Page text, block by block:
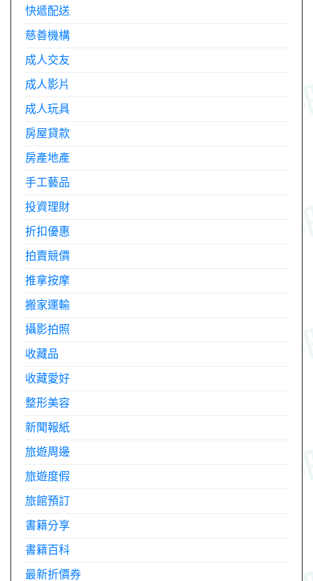
快遞配送
慈善機構
成人交友
成人影片
成人玩具
房屋貸款
房產地產
手工藝品
投資理財
折扣優惠
拍賣競價
推拿按摩
搬家運輸
攝影拍照
收藏品
收藏愛好
整形美容
新聞報紙
旅遊周邊
旅遊度假
旅館預訂
書籍分享
書籍百科
最新折價券